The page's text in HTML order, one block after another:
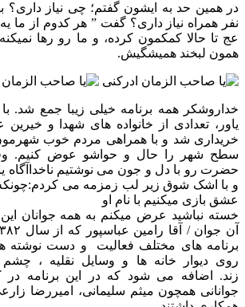
در همین حد به ایشون گفتم؛ چی نیاز
نفر همراه نیاز داری؟ گفت ” هر کدوم از ما
عج تا حالا کمکمون کرده، و ما رو رها
همون لبخند همیشگیش.
خداروشکر همه برنامه خیلی زیبا جمع شد.
یاور، تعدادی از خانواده های شهدا و
خریداری شد و با همراهی مردم خوب
سطح شهر را حال و حواشو عوض کنیم.
حضرت رو با دل و جون می نوشتیم ناخداآگاه
و با اشک شوق زیر لب زمزمه می کردم:چونکه
عشق بازی میکنیم با نام او
خسته نباشید عرض میکنم به همه جوانان
برنامه های مختلف فعالیت و دست نوشته
روی دیوار خانه ها و وسایل نقلیه ،
زند. اضافه می شود که در این برنامه در
جوانانی همچون میثم سلیمانی، امیررضا